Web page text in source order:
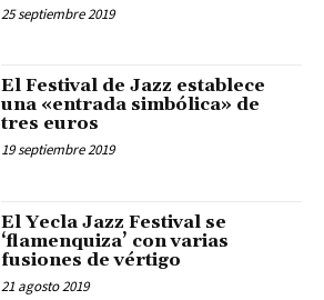
25 septiembre 2019
El Festival de Jazz establece
una «entrada simbólica» de
tres euros
19 septiembre 2019
El Yecla Jazz Festival se
‘flamenquiza’ con varias
fusiones de vértigo
21 agosto 2019